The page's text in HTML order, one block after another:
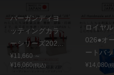
バーガンディヨ
ッティングカラ
ーシリーズ202...
¥11,660 ～
¥16,060(税込)
ロイヤ
026●オ
ートバッ
¥14,080(